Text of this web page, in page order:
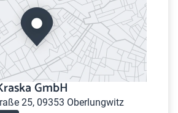
GmbH
25, 09353 Oberlungwitz